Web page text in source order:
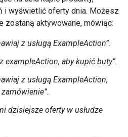
i wyświetlić oferty dnia. Możesz
zostaną aktywowane, mówiąc:
z usługą ExampleAction”.
exampleAction, aby kupić buty”.
z usługą ExampleAction,
dzisiejsze oferty w usłudze